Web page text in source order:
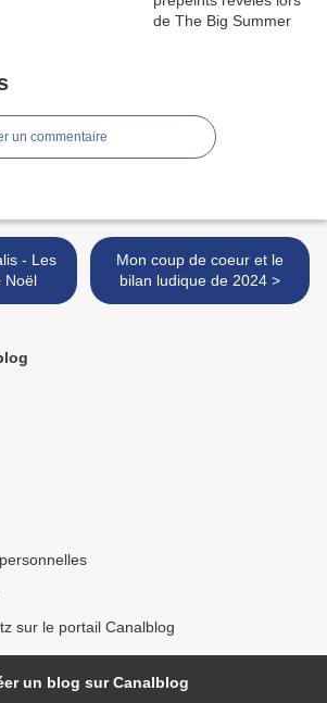
un commentaire
Noël
Mon coup de coeur et le
bilan ludique de 2024 >
sur le portail Canalblog
un blog sur Canalblog